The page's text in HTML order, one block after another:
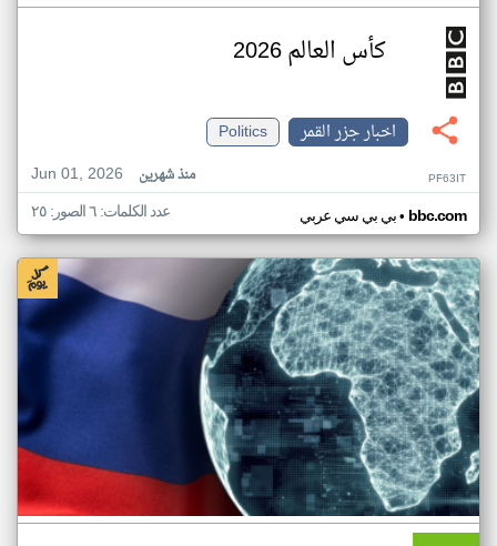
كأس العالم 2026
اخبار جزر القمر
Politics
Jun 01, 2026
منذ شهرين PF63IT
بي بي سي عربي• bbc.com عدد الكلمات: ٦ الصور: ٢٥